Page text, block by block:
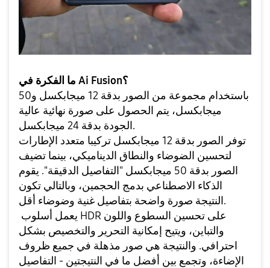
ما الفكرة في Ai Fusion؟
باستخدام مجموعة من الصور بدقة 12 ميجابكسل و50
ميجابكسل، يتم الحصول على صورة نهائية عالية
الجودة بدقة 24 ميجابكسل.
توفر الصور بدقة 12 ميجابكسل تركيبا متعدد الإطارات
لتحسين الضوضاء والنطاق الديناميكي، بينما تضيف
الصور بدقة 50 ميجابكسل "التفاصيل الدقيقة". يقوم
الذكاء الاصطناعي بدمج الحجمين، وبالتالي تكون
النتيجة صورة واضحة بتفاصيل غنية وضوضاء أقل.
والتباين، ويتيح إمكانية التحرير والتخصيص بشكل
احترافي. والنتيجة هي صور مذهلة في جميع ظروف
الإضاءة، وتجمع بين أفضل ما في النتيجتين - التفاصيل